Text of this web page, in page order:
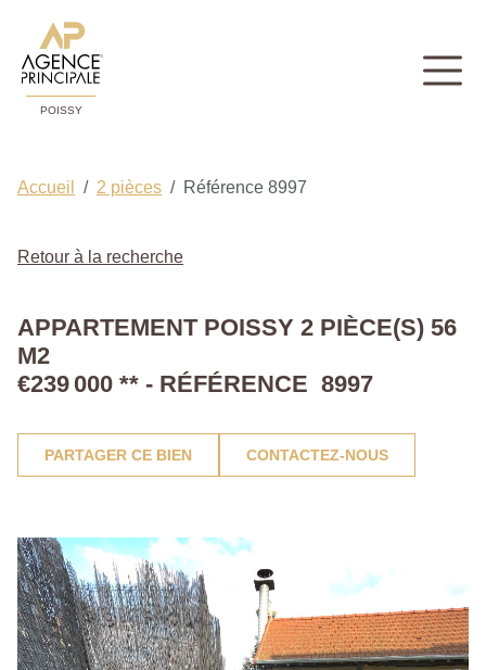
POISSY
Accueil 2 pièces Référence 8997
Retour à la recherche
APPARTEMENT POISSY 2 PIÈCE(S) 56
M2
€239 000 ** - RÉFÉRENCE 8997
PARTAGER CE BIEN CONTACTEZ-NOUS